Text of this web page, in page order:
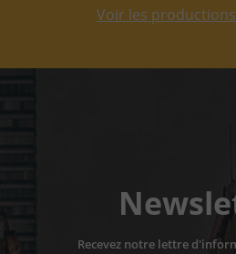
Voir les
Recevez notre lettre